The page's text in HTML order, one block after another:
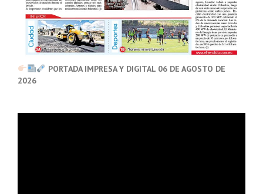
PORTADA IMPRESA Y DIGITAL 06 DE AGOSTO DE
2026